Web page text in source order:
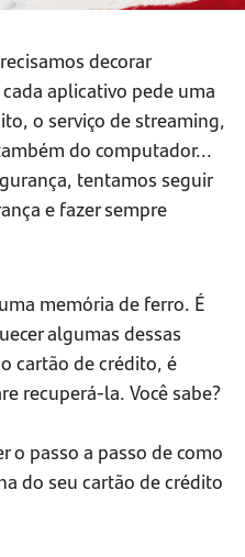
decorar
aplicativo pede uma
o serviço de streaming,
do computador...
tentamos seguir
e fazer sempre
memória de ferro. É
algumas dessas
cartão de crédito, é
recuperá-la. Você sabe?
o passo a passo de como
do seu cartão de crédito